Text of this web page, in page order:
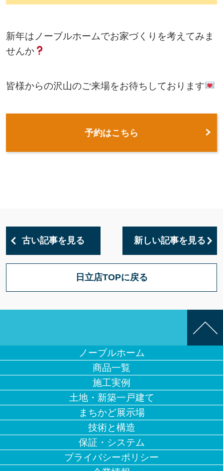
新年はノーブルホームでお家づくりを考えてみま
せんか
皆様からの沢山のご来場をお待ちしております
予約はこちら
古い記事を見る 新しい記事を見る
日立店TOPに戻る
ノーブルホーム
商品一覧
施工実例
土地・新築一戸建て
まちかど展示場
技術と構造
保証・システム
プライバシーポリシー